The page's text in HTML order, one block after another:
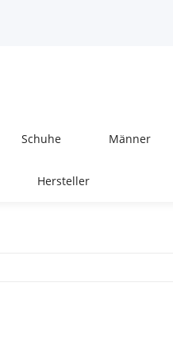
Schuhe Männer
Hersteller